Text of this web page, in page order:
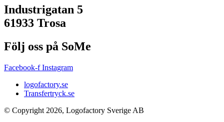
Industrigatan 5
61933 Trosa
Följ oss på SoMe
Facebook-f Instagram
logofactory.se
Transfertryck.se
© Copyright 2026, Logofactory Sverige AB